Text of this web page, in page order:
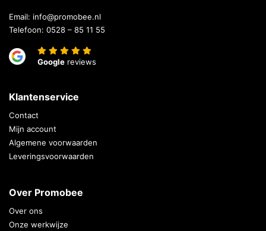
Email: info@promobee.nl
Telefoon: 0528 – 85 11 55
Google reviews
Klantenservice
Contact
Mijn account
Algemene voorwaarden
Leveringsvoorwaarden
Over Promobee
Over ons
Onze werkwijze